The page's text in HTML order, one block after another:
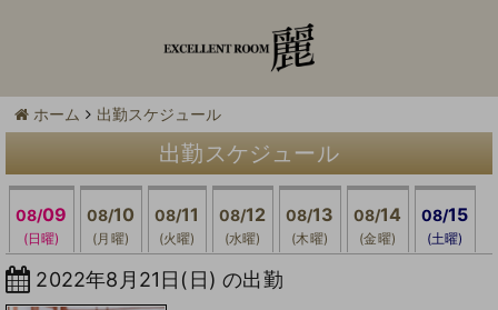
ホーム 出勤スケジュール
出勤スケジュール
08/09
(日曜)
08/10
(月曜)
08/11
(火曜)
08/12
(水曜)
08/13
(木曜)
08/14
(金曜)
08/15
(土曜)
2022年8月21日(日) の出勤